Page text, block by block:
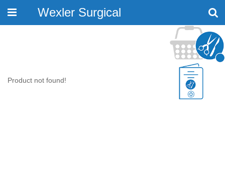
Toggle
Wexler Surgical
Product not found!